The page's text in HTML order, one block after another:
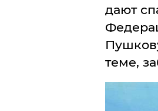
дают
Пушков‏у. Политик решил попиариться на пикантной
теме,